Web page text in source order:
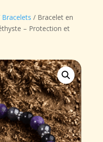
Bracelets / Bracelet en
– Protection et